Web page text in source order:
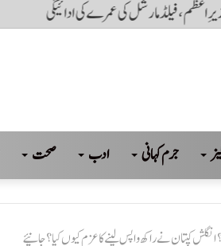
آبنائے ہرمز کھل جائے گی: ٹرمپ کا دعویٰ
جرم کہانی ادب صحت
کپتان نے راکھ واپس لینے کا عزم کیوں کیا ؟ جانیئے